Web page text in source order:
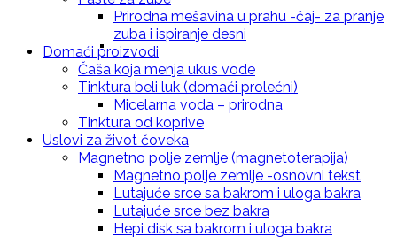
Prirodna krema za negu kože – Hidrantna
krema
Prirodna mešavina u prahu -čaj- za pranje
zuba i ispiranje desni
Domaći proizvodi
Čaša koja menja ukus vode
Tinktura beli luk (domaći prolećni)
Micelarna voda – prirodna
Tinktura od koprive
Uslovi za život čoveka
Magnetno polje zemlje (magnetoterapija)
Magnetno polje zemlje -osnovni tekst
Lutajuće srce sa bakrom i uloga bakra
Lutajuće srce bez bakra
Hepi disk sa bakrom i uloga bakra